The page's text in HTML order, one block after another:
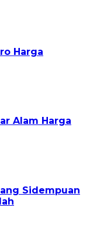
Harga
Alam Harga
Sidempuan